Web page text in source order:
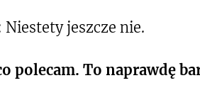
Niestety jeszcze nie.
polecam. To naprawdę